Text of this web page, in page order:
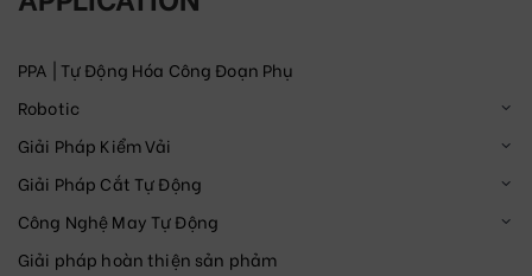
PPA | Tự Động Hóa Công Đoạn Phụ
Robotic
Giải Pháp Kiểm Vải
Giải Pháp Cắt Tự Động
Công Nghệ May Tự Động
Giải pháp hoàn thiện sản phảm